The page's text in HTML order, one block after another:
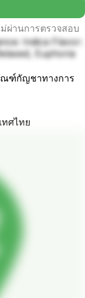
ผ่านการตรวจสอบ
Indica Flavor:
Euphoria
ณฑ์กัญชาทางการ
ทศไทย